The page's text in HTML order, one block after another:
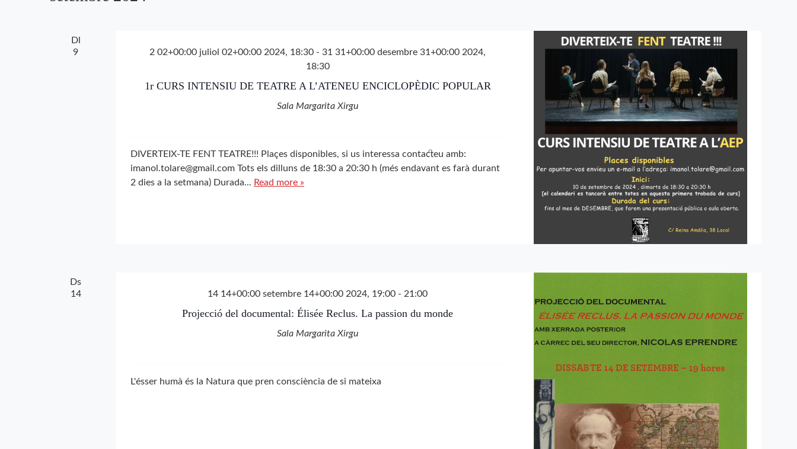
Dl
9
2 02+00:00 juliol 02+00:00 2024, 18:30 -31 31+00:00 desembre 31+00:00 2024,
18:30
1r CURS INTENSIU DE TEATRE A L’ATENEU ENCICLOPÈDIC POPULAR
Sala Margarita Xirgu
DIVERTEIX-TE FENT TEATRE!!! Plaçes disponibles, si us interessa contacteu amb:
imanol.tolare@gmail.com Tots els dilluns de 18:30 a 20:30 h (més endavant es farà durant
2 dies a la setmana) Durada... Read more »
Ds
14
14 14+00:00 setembre 14+00:00 2024, 19:00 - 21:00
Projecció del documental: Élisée Reclus. La passion du monde
Sala Margarita Xirgu
L'ésser humà és la Natura que pren consciència de si mateixa